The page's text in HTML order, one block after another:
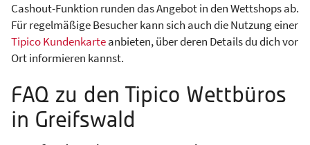
Cashout-Funktion runden das Angebot in den Wettshops ab.
Für regelmäßige Besucher kann sich auch die Nutzung einer
Tipico Kundenkarteanbieten, über deren Details du dich vor
Ort informieren kannst.
FAQ zu den Tipico Wettbüros
in Greifswald